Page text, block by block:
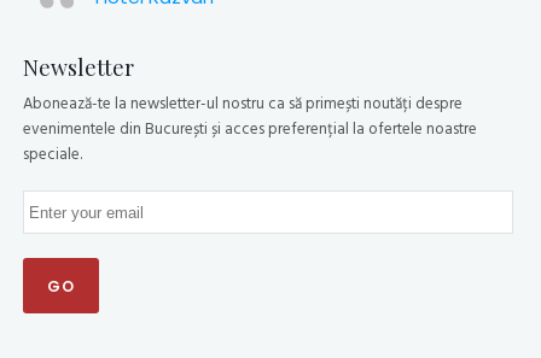
Newsletter
Abonează-te la newsletter-ul nostru ca să primești noutăți despre
evenimentele din București și acces preferențial la ofertele noastre
speciale.
GO